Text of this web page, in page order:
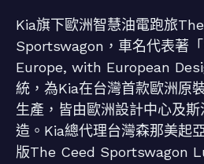
Kia旗下歐洲智慧油電跑旅
Sportswagon，車名代表著
Europe, with European
統，為Kia在台灣首款歐洲原
生產，皆由歐洲設計中心及
造。Kia總代理台灣森那美起
版The Ceed Sportswagon